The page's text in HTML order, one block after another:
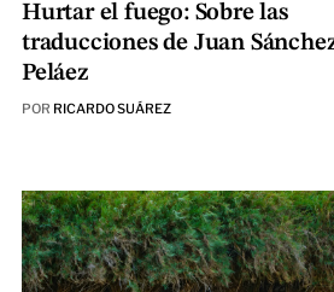
Hurtar el fuego: Sobre las
traducciones de Juan
Peláez
POR RICARDO SUÁREZ